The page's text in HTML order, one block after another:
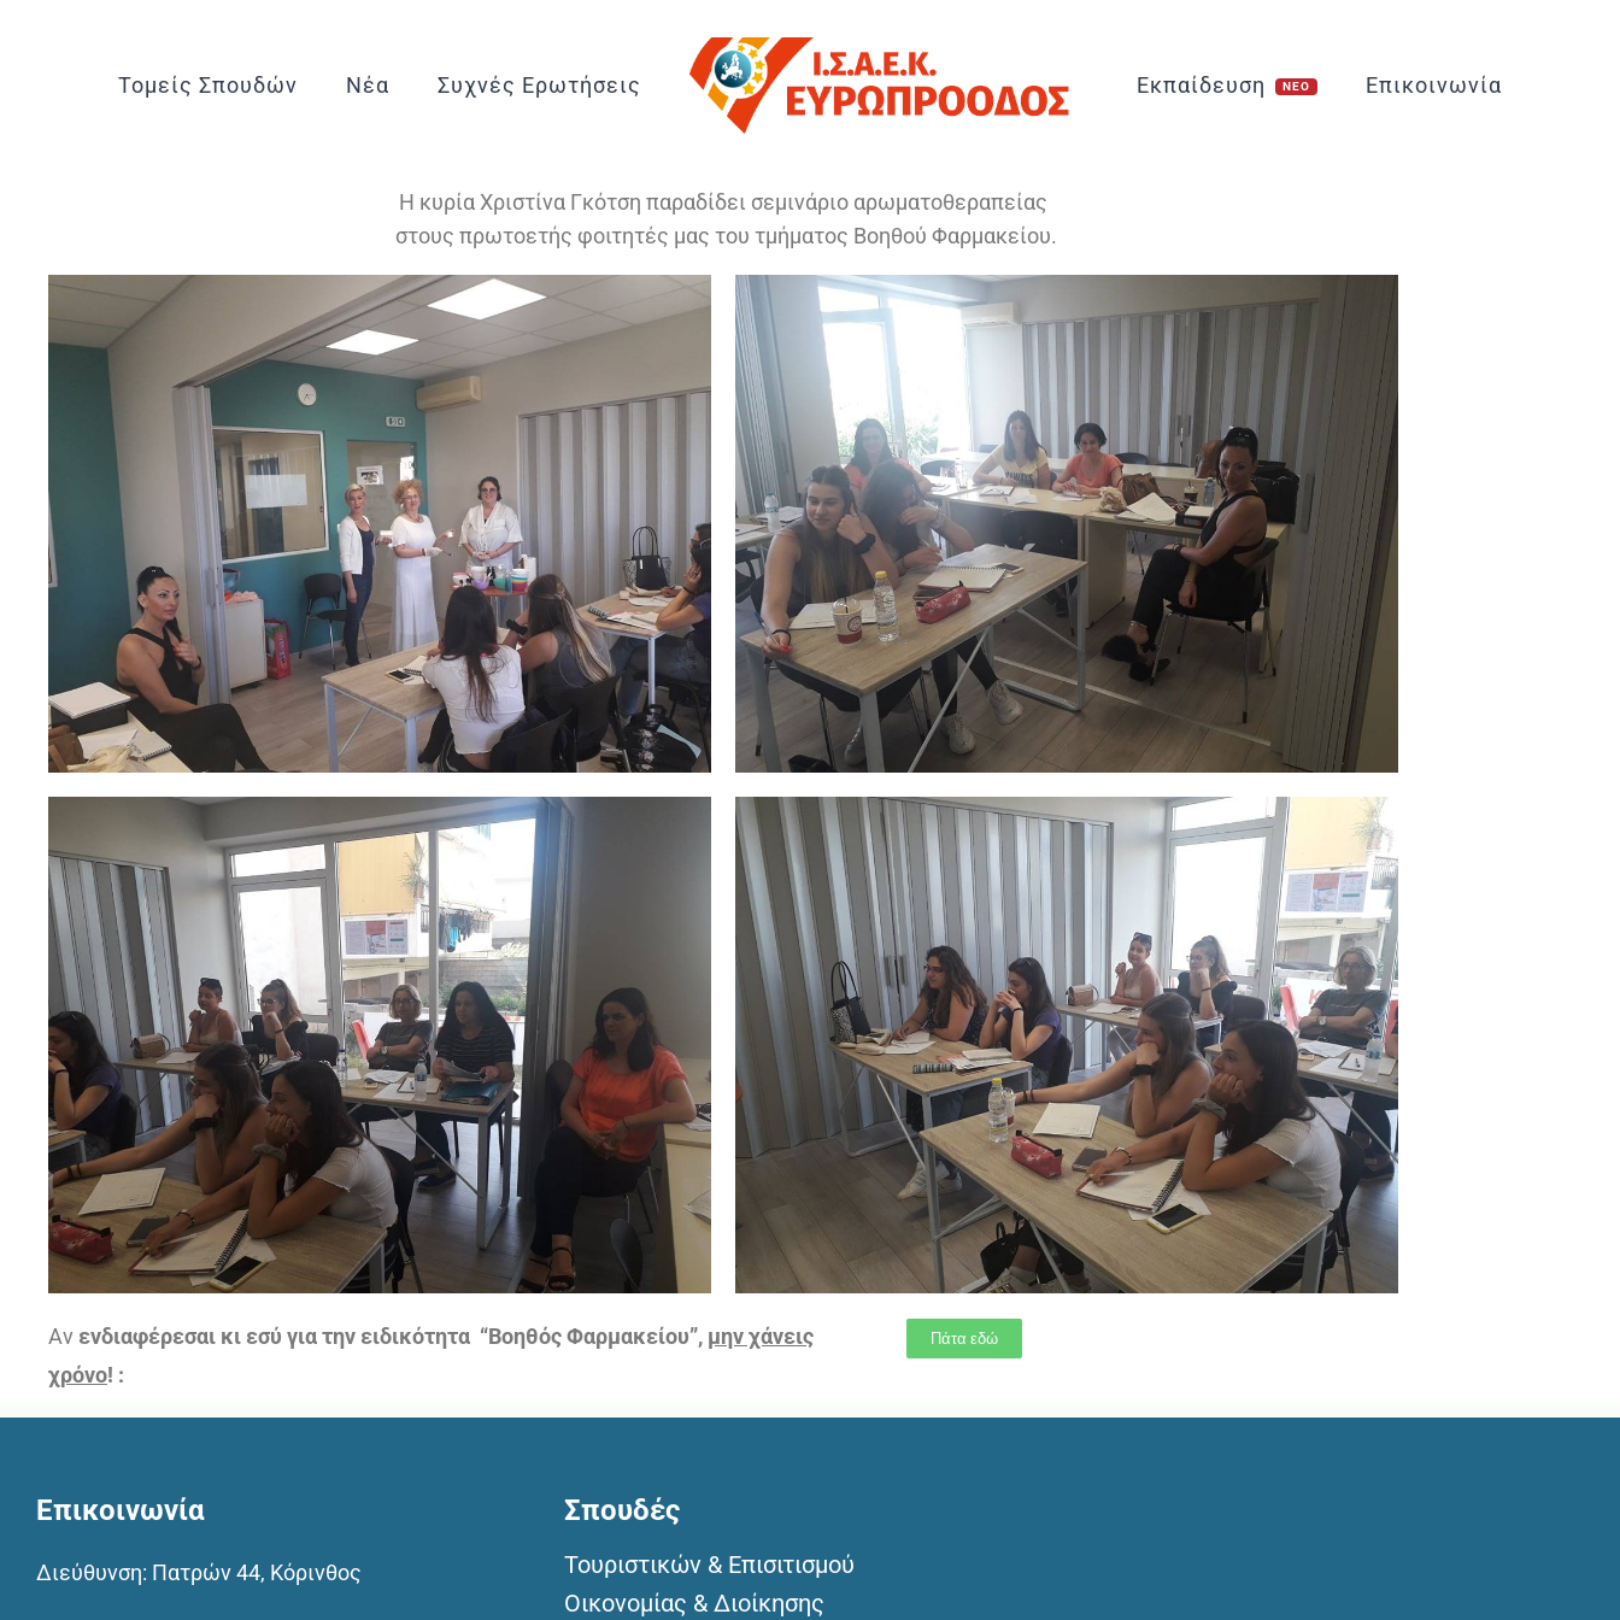
Τομείς Σπουδών Νέα Συχνές Ερωτήσεις Εκπαίδευση Επικοινωνία
Η κυρία Χριστίνα Γκότση παραδίδει σεμινάριο αρωματοθεραπείας
στους πρωτοετής φοιτητές μας του τμήματος Βοηθού Φαρμακείου.
Αν ενδιαφέρεσαι κι εσύ για την ειδικότητα “Βοηθός Φαρμακείου”, μην χάνεις
χρόνo! :
Πάτα εδώ
Επικοινωνία
Διεύθυνση: Πατρών 44, Κόρινθος
Σπουδές
Τουριστικών & Επισιτισμού
Οικονομίας & Διοίκησης